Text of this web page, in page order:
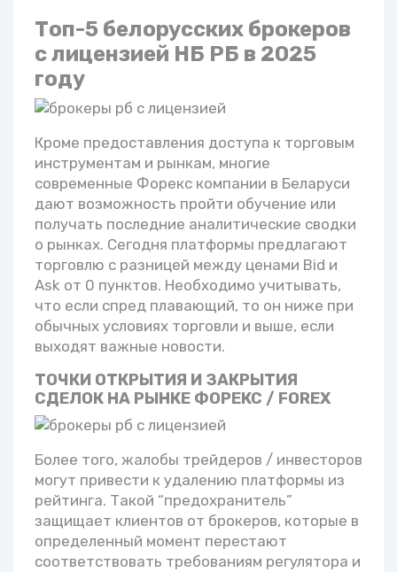
Топ-5 белорусских брокеров
с лицензией НБ РБ в 2025
году
Кроме предоставления доступа к торговым
инструментам и рынкам, многие
современные Форекс компании в Беларуси
дают возможность пройти обучение или
получать последние аналитические сводки
о рынках. Сегодня платформы предлагают
торговлю с разницей между ценами Bid и
Ask от 0 пунктов. Необходимо учитывать,
что если спред плавающий, то он ниже при
обычных условиях торговли и выше, если
выходят важные новости.
ТОЧКИ ОТКРЫТИЯ И ЗАКРЫТИЯ
СДЕЛОК НА РЫНКЕ ФОРЕКС / FOREX
Более того, жалобы трейдеров / инвесторов
могут привести к удалению платформы из
рейтинга. Такой “предохранитель”
защищает клиентов от брокеров, которые в
определенный момент перестают
соответствовать требованиям регулятора и